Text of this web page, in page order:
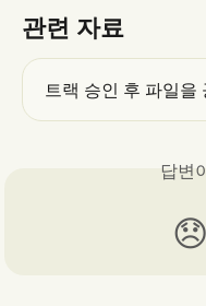
관련 자료
트랙 승인 후 파일을
답변
😞